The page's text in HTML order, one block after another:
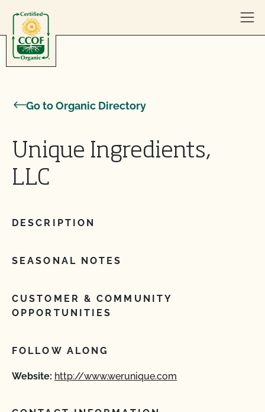
Go to Organic Directory
Unique Ingredients,
LLC
DESCRIPTION
SEASONAL NOTES
CUSTOMER & COMMUNITY
OPPORTUNITIES
FOLLOW ALONG
Website: http://www.werunique.com